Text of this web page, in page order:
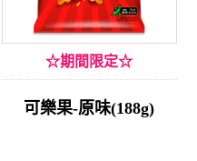
☆期間限定☆
可樂果-原味(188g)